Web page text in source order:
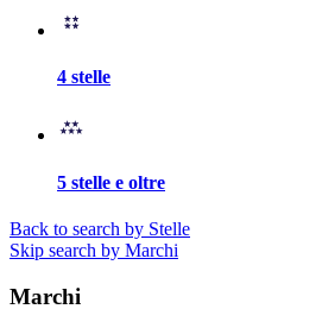
4 stelle
5 stelle e oltre
Back to search by Stelle
Skip search by Marchi
Marchi